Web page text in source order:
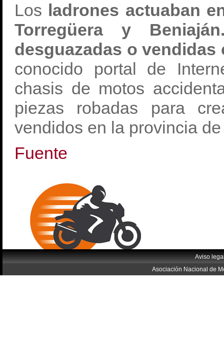
Los ladrones actuaban
Torregüera y
desguazadas o
conocido portal de
chasis de motos
piezas robadas para
vendidos en la provincia
Fuente
Aviso
Asociación Nacional de